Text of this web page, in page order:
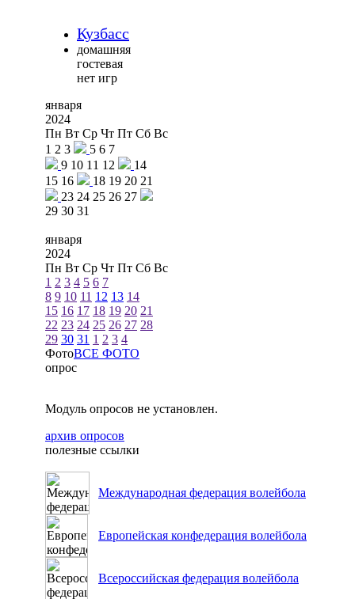
Кузбасс
домашняя
гостевая
нет игр
января
2024
Пн Вт Ср Чт Пт Сб Вс
1 2 3 5 6 7
9 10 11 12
14
15 16 18 19 20 21
23 24 25 26 27
29 30 31
января
2024
Пн Вт Ср Чт Пт Сб Вс
1 2 3 4 5 6 7
8 9 10 11 12 13 14
15 16 17 18 19 20 21
22 23 24 25 26 27 28
29 30 31 1 2 3 4
ФотоВСЕ ФОТО
опрос
Модуль опросов не установлен.
архив опросов
полезные ссылки
Международная федерация волейбола
Европейская конфедерация волейбола
Всероссийская федерация волейбола